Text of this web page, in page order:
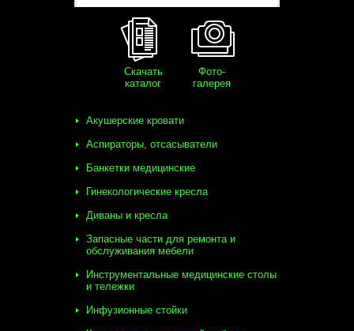
Скачать
каталог
Фото-
галерея
Акушерские кровати
Аспираторы, отсасыватели
Банкетки медицинские
Гинекологические кресла
Диваны и кресла
Запасные части для ремонта и
обслуживания мебели
Инструментальные медицинские столы
и тележки
Инфузионные стойки